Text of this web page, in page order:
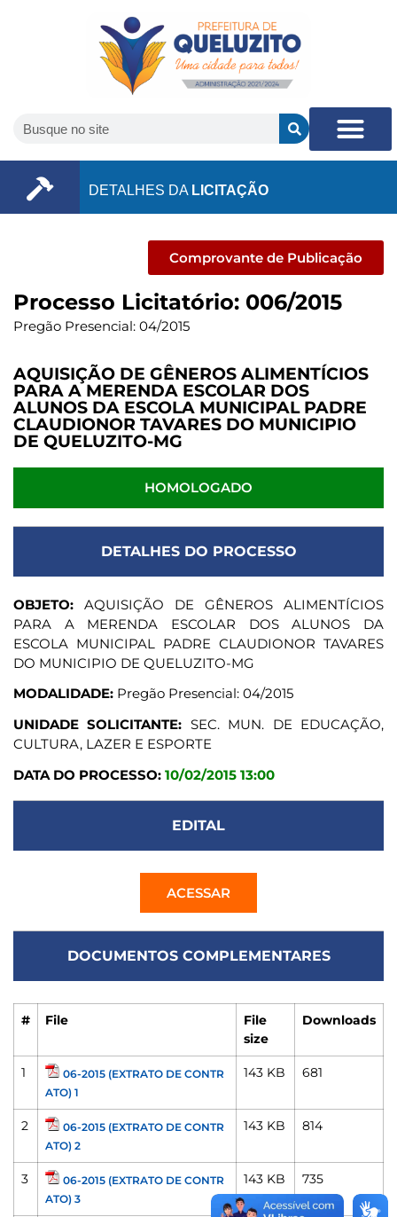
DETALHES DA LICITAÇÃO
Comprovante de Publicação
Processo Licitatório: 006/2015
Pregão Presencial: 04/2015
AQUISIÇÃO DE GÊNEROS ALIMENTÍCIOS
PARA A MERENDA ESCOLAR DOS
ALUNOS DA ESCOLA MUNICIPAL PADRE
CLAUDIONOR TAVARES DO MUNICIPIO
DE QUELUZITO-MG
HOMOLOGADO
DETALHES DO PROCESSO
OBJETO: AQUISIÇÃO DE GÊNEROS ALIMENTÍCIOS
PARA A MERENDA ESCOLAR DOS ALUNOS DA
ESCOLA MUNICIPAL PADRE CLAUDIONOR TAVARES
DO MUNICIPIO DE QUELUZITO-MG
MODALIDADE: Pregão Presencial: 04/2015
UNIDADE SOLICITANTE: SEC. MUN. DE EDUCAÇÃO,
CULTURA, LAZER E ESPORTE
DATA DO PROCESSO: 10/02/2015 13:00
EDITAL
ACESSAR
DOCUMENTOS COMPLEMENTARES
# File
File
size
Downloads
1
06-2015 (EXTRATO DE CONTR
ATO) 1
143 KB 681
2
06-2015 (EXTRATO DE CONTR
ATO) 2
143 KB 814
3
06-2015 (EXTRATO DE CONTR
ATO) 3
143 KB 735